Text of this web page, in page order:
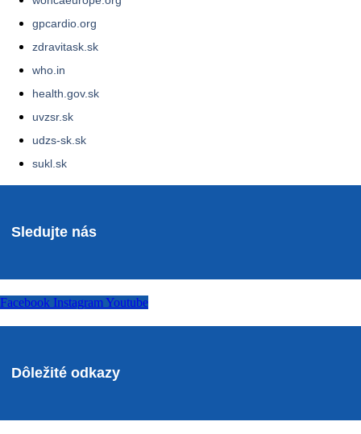
gpcardio.org
zdravitask.sk
who.in
health.gov.sk
uvzsr.sk
udzs-sk.sk
sukl.sk
Sledujte nás
Facebook Instagram Youtube
Dôležité odkazy